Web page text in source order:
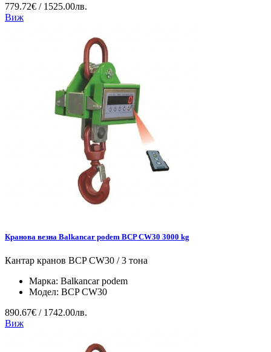
779.72€ / 1525.00лв.
Виж
Кранова везна Balkancar podem BCP CW30 3000 kg
Кантар кранов BCP CW30 / 3 тона
Марка: Balkancar podem
Модел: BCP CW30
890.67€ / 1742.00лв.
Виж